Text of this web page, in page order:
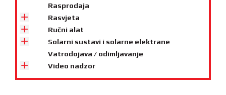
Rasprodaja
Rasvjeta
Ručni alat
Solarni sustavi i solarne elektrane
Vatrodojava / odimljavanje
Video nadzor